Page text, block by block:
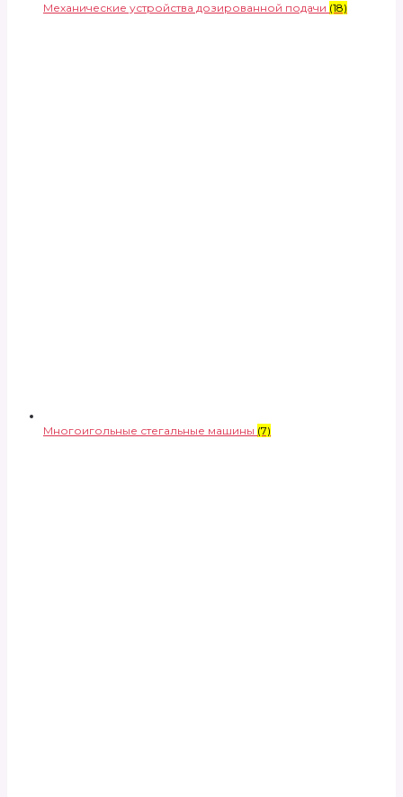
Механические устройства дозированной подачи (18)
Многоигольные стегальные машины (7)